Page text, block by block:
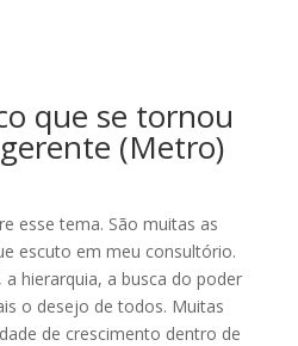
que se tornou
(Metro)
esse tema. São muitas as
escuto em meu consultório.
hierarquia, a busca do poder
o desejo de todos. Muitas
de crescimento dentro de